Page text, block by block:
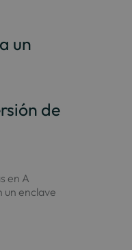
un
de
en A
un enclave